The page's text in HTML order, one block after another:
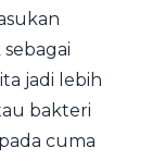
jadi lebih
bakteri
cuma